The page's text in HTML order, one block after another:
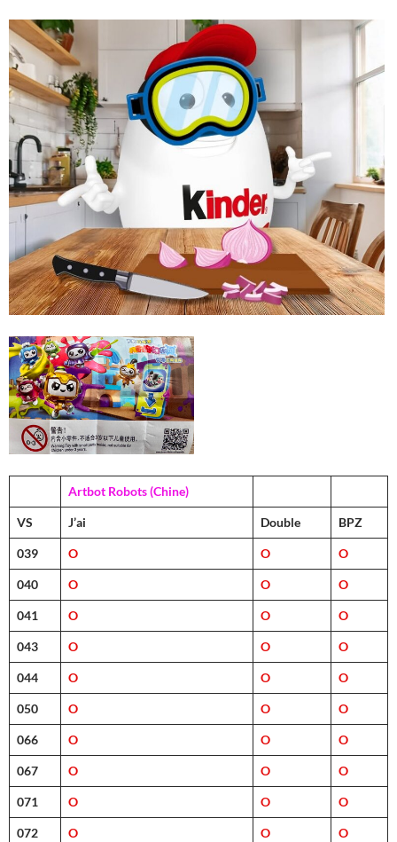
Artbot Robots (Chine)
VS J’ai Double BPZ
039 O O O
040 O O O
041 O O O
043 O O O
044 O O O
050 O O O
066 O O O
067 O O O
071 O O O
072 O O O